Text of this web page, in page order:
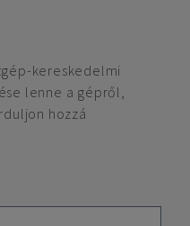
kereskedelmi
lenne a gépről,
hozzá